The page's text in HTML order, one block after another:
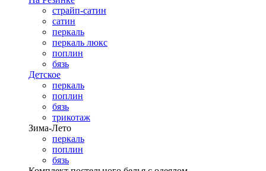
страйп-сатин
сатин
перкаль
перкаль люкс
поплин
бязь
Детское
перкаль
поплин
бязь
трикотаж
Зима-Лето
перкаль
поплин
бязь